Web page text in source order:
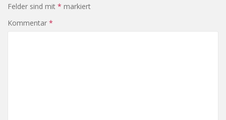
Felder sind mit * markiert
Kommentar *